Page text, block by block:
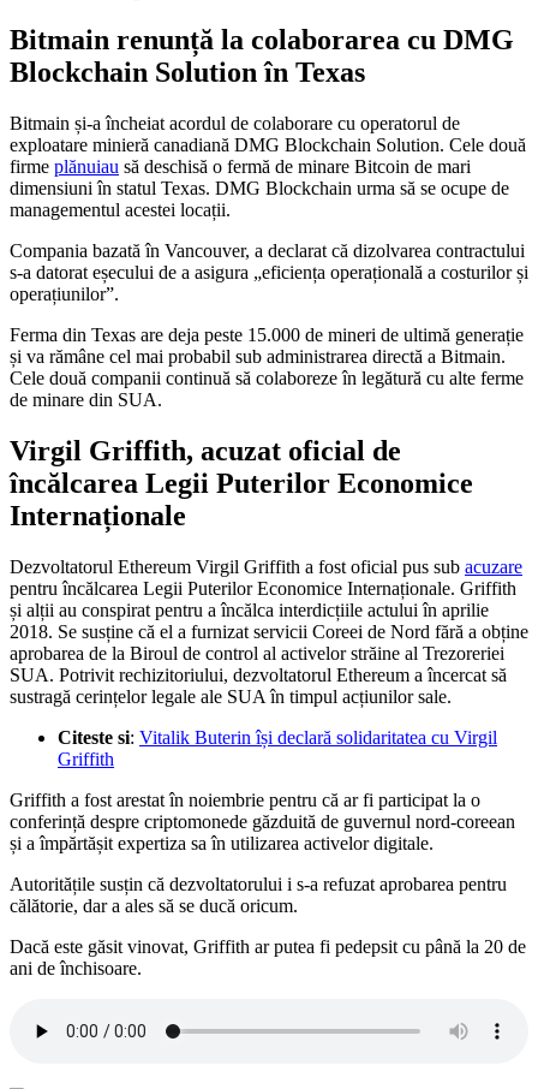
Bitmain renunță la colaborarea cu DMG
Blockchain Solution în Texas
Bitmain și-a încheiat acordul de colaborare cu operatorul de
exploatare minieră canadiană DMG Blockchain Solution. Cele două
firme plănuiau să deschisă o fermă de minare Bitcoin de mari
dimensiuni în statul Texas. DMG Blockchain urma să se ocupe de
managementul acestei locații.
Compania bazată în Vancouver, a declarat că dizolvarea contractului
s-a datorat eșecului de a asigura „eficiența operațională a costurilor și
operațiunilor”.
Ferma din Texas are deja peste 15.000 de mineri de ultimă generație
și va rămâne cel mai probabil sub administrarea directă a Bitmain.
Cele două companii continuă să colaboreze în legătură cu alte ferme
de minare din SUA.
Virgil Griffith, acuzat oficial de
încălcarea Legii Puterilor Economice
Internaționale
Dezvoltatorul Ethereum Virgil Griffith a fost oficial pus sub acuzare
pentru încălcarea Legii Puterilor Economice Internaționale. Griffith
și alții au conspirat pentru a încălca interdicțiile actului în aprilie
2018. Se susține că el a furnizat servicii Coreei de Nord fără a obține
aprobarea de la Biroul de control al activelor străine al Trezoreriei
SUA. Potrivit rechizitoriului, dezvoltatorul Ethereum a încercat să
sustragă cerințelor legale ale SUA în timpul acțiunilor sale.
Citeste si: Vitalik Buterin își declară solidaritatea cu Virgil
Griffith
Griffith a fost arestat în noiembrie pentru că ar fi participat la o
conferință despre criptomonede găzduită de guvernul nord-coreean
și a împărtășit expertiza sa în utilizarea activelor digitale.
Autoritățile susțin că dezvoltatorului i s-a refuzat aprobarea pentru
călătorie, dar a ales să se ducă oricum.
Dacă este găsit vinovat, Griffith ar putea fi pedepsit cu până la 20 de
ani de închisoare.